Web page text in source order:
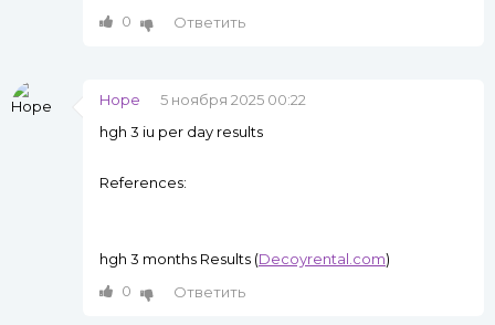
0
Ответить
Hope
5 ноября 2025 00:22
hgh 3 iu per day results
References:
hgh 3 months Results (Decoyrental.com)
0
Ответить